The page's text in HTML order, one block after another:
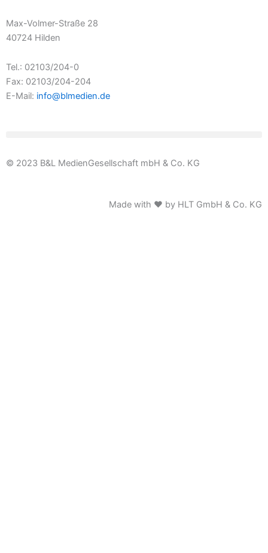
Max-Volmer-Straße 28
40724 Hilden
Tel.: 02103/204-0
Fax: 02103/204-204
E-Mail: info@blmedien.de
© 2023 B&L MedienGesellschaft mbH & Co. KG
Made with ♥ by HLT GmbH & Co. KG